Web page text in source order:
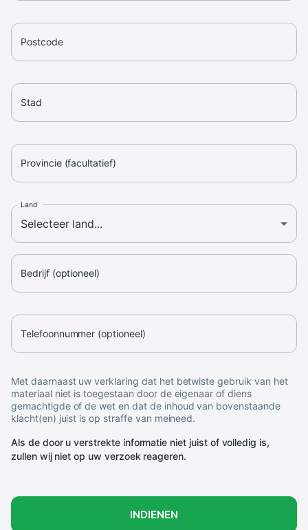
Postcode
Stad
Provincie (facultatief)
Land
Bedrijf (optioneel)
Telefoonnummer (optioneel)
Met daarnaast uw verklaring dat het betwiste gebruik van het
materiaal niet is toegestaan door de eigenaar of diens
gemachtigde of de wet en dat de inhoud van bovenstaande
klacht(en) juist is op straffe van meineed.
Als de door u verstrekte informatie niet juist of volledig is,
zullen wij niet op uw verzoek reageren.
INDIENEN